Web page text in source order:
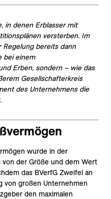
in denen Erblasser mit
versterben. Im
bereits dann
bei einem
Erben, sondern – wie das
Gesellschafterkreis
des Unternehmens die
wurde in der
von der Größe und dem Wert
das BVerfG Zweifel an
von großen Unternehmen
den maximalen